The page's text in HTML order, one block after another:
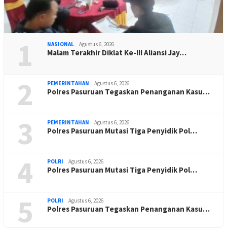
1 NASIONAL Agustus 6, 2026
Malam Terakhir Diklat Ke-III Aliansi Jay…
2 PEMERINTAHAN Agustus 6, 2026
Polres Pasuruan Tegaskan Penanganan Kasu…
3 PEMERINTAHAN Agustus 6, 2026
Polres Pasuruan Mutasi Tiga Penyidik Pol…
4 POLRI Agustus 6, 2026
Polres Pasuruan Mutasi Tiga Penyidik Pol…
5 POLRI Agustus 6, 2026
Polres Pasuruan Tegaskan Penanganan Kasu…